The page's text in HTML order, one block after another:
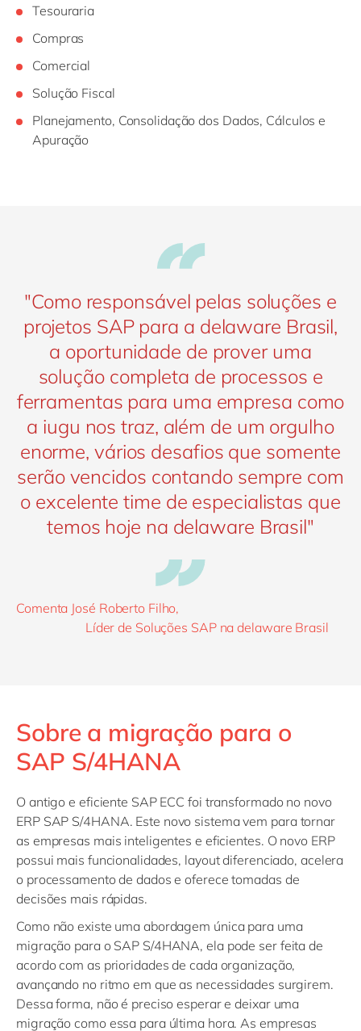
Tesouraria
Compras
Comercial
Solução Fiscal
Planejamento, Consolidação dos Dados, Cálculos e
Apuração
"Como responsável pelas soluções e
projetos SAP para a delaware Brasil,
a oportunidade de prover uma
solução completa de processos e
ferramentas para uma empresa como
a iugu nos traz, além de um orgulho
enorme, vários desafios que somente
serão vencidos contando sempre com
o excelente time de especialistas que
temos hoje na delaware Brasil"
Comenta José Roberto Filho,
Líder de Soluções SAP na delaware Brasil
Sobre a migração para o
SAP S/4HANA
O antigo e eficiente SAP ECC foi transformado no novo
ERP SAP S/4HANA. Este novo sistema vem para tornar
as empresas mais inteligentes e eficientes. O novo ERP
possui mais funcionalidades, layout diferenciado, acelera
o processamento de dados e oferece tomadas de
decisões mais rápidas.
Como não existe uma abordagem única para uma
migração para o SAP S/4HANA, ela pode ser feita de
acordo com as prioridades de cada organização,
avançando no ritmo em que as necessidades surgirem.
Dessa forma, não é preciso esperar e deixar uma
migração como essa para última hora. As empresas